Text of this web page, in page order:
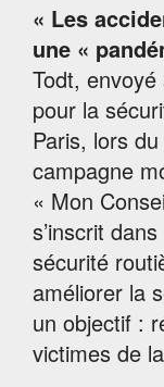
« Les
une «
Todt,
pour la
Paris, lors
campagne
« Mon
s’inscrit
sécurité
améliorer la
un objectif :
victimes de